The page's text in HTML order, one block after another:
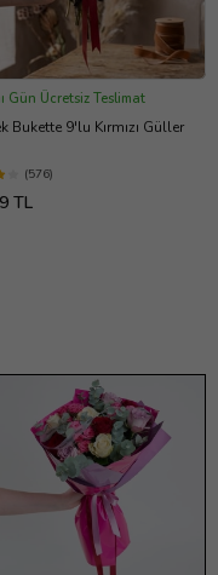
Gün Ücretsiz Teslimat
Bukette 9'lu Kırmızı Güller
(576)
TL